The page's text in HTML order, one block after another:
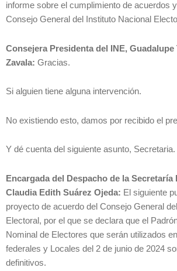
informe sobre el cumplimiento de acuerdos
Consejo General del Instituto Nacional
Consejera Presidenta del INE, Guadalupe
Zavala: Gracias.
Si alguien tiene alguna intervención.
No existiendo esto, damos por recibido el
Y dé cuenta del siguiente asunto, Secretaria.
Encargada del Despacho de la Secretaría
Claudia Edith Suárez Ojeda: El siguiente
proyecto de acuerdo del Consejo General
Electoral, por el que se declara que el
Nominal de Electores que serán utilizados
federales y Locales del 2 de junio de 2024
definitivos.